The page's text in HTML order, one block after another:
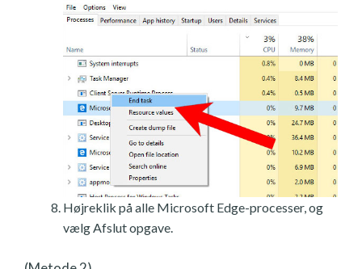
Højreklik på alle Microsoft Edge-processer, og
vælg Afslut opgave.